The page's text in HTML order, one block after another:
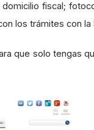
fiscal;
los trámites con la
que solo tengas